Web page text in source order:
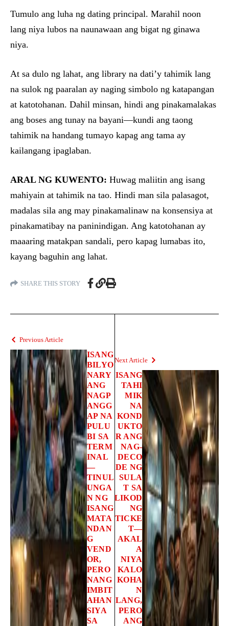
Tumulo ang luha ng dating principal. Marahil noon
lang niya lubos na naunawaan ang bigat ng ginawa
niya.
At sa dulo ng lahat, ang library na dati’y tahimik lang
na sulok ng paaralan ay naging simbolo ng katapangan
at katotohanan. Dahil minsan, hindi ang pinakamalakas
ang boses ang tunay na bayani—kundi ang taong
tahimik na handang tumayo kapag ang tama ay
kailangang ipaglaban.
ARAL NG KUWENTO: Huwag maliitin ang isang
mahiyain at tahimik na tao. Hindi man sila palasagot,
madalas sila ang may pinakamalinaw na konsensiya at
pinakamatibay na paninindigan. Ang katotohanan ay
maaaring matakpan sandali, pero kapag lumabas ito,
kayang baguhin ang lahat.
SHARE THIS STORY
Previous Article
ISANG
BILYO
NARY
ANG
NAGP
ANGG
AP NA
PULU
BI SA
TERM
INAL
—
TINUL
UNGA
N NG
ISANG
MATA
NDAN
G
VEND
OR,
PERO
NANG
IMBIT
AHAN
SIYA
SA
Next Article
ISANG
TAHI
MIK
NA
KOND
UKTO
R ANG
NAG-
DECO
DE NG
SULA
T SA
LIKOD
NG
TICKE
T—
AKAL
A
NIYA
KALO
KOHA
N
LANG,
PERO
ANG